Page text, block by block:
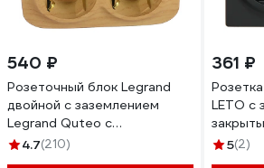
540 ₽
Розеточный блок Legrand
двойной с заземлением
Legrand Quteo с
предварительным
4.7(210)
361 ₽
LETO с
чёрный
5(2)